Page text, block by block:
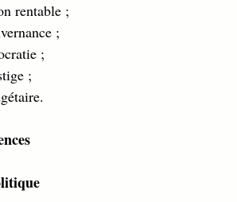
rentable ;
;
;
;